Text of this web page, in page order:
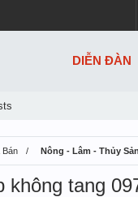
Bán Nông - Lâm - Thủy Sản
không tang
DIỄN ĐÀN